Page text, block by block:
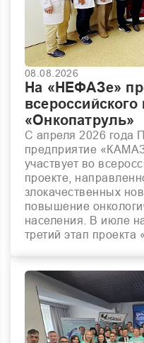
08.08.2026
На «НЕФАЗе»
всероссийского
«Онкопатруль»
С апреля 2026
предприятие
участвует во
проекте,
злокачественных
повышение
населения. В июле
третий этап проекта